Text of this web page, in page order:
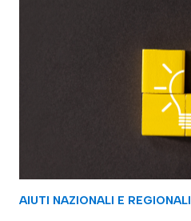
AIUTI NAZIONALI E REGIONALI